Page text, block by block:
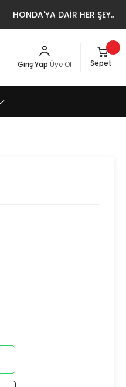
HONDA'YA DAİR HER ŞEY..
Giriş Yap Üye Ol Sepet